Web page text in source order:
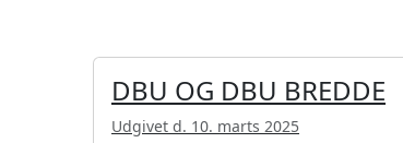
DBU OG DBU BREDDE
Udgivet d. 10. marts 2025